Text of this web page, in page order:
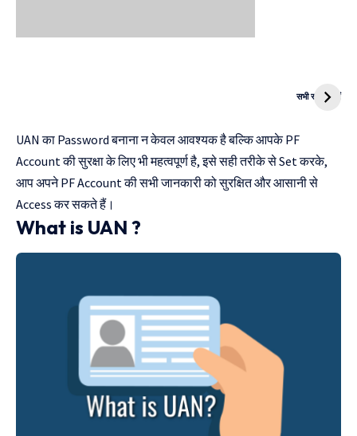
सभी स्टोरी देखें
Kanya Vivah
UAN का Password बनाना न केवल आवश्यक है बल्कि आपके PF
Account की सुरक्षा के लिए भी महत्वपूर्ण है, इसे सही तरीके से Set करके,
आप अपने PF Account की सभी जानकारी को सुरक्षित और आसानी से
Access कर सकते हैं।
What is UAN ?